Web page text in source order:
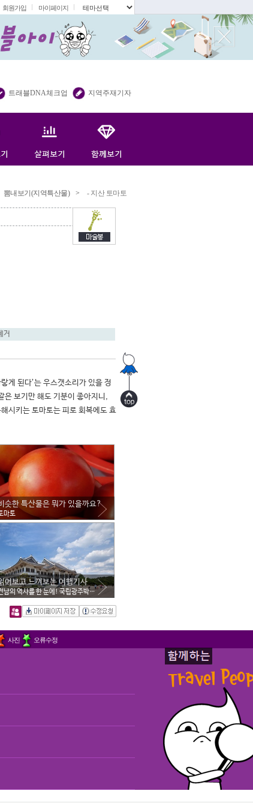
회원가입 마이페이지
트래블DNA체크업 지역주재기자
뽐내보기(지역특산물) > - 지산 토마토
거
게 된다’는 우스갯소리가 있을 정
은 보기만 해도 기분이 좋아지니,
시키는 토마토는 피로 회복에도 효
슷한 특산물은 뭐가 있을까요?
마토
어보고 느껴보는 여행기사
전남의 역사를 한 눈에! 국립광주박물관
사진 오류수정